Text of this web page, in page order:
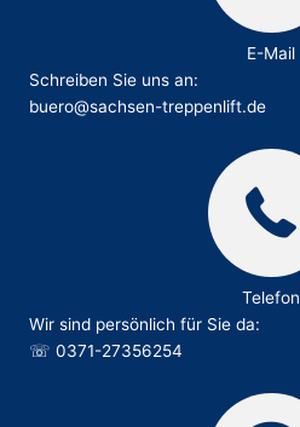
E-Mail
Schreiben Sie uns an:
buero@sachsen-treppenlift.de
Telefon
Wir sind persönlich für Sie da:
☏ 0371-27356254